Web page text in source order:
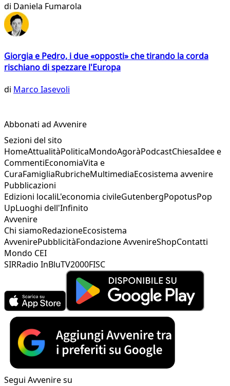
di Daniela Fumarola
Giorgia e Pedro, i due «opposti» che tirando la corda
rischiano di spezzare l'Europa
di Marco Iasevoli
Abbonati ad Avvenire
Sezioni del sito
HomeAttualitàPoliticaMondoAgoràPodcastChiesaIdee e
CommentiEconomiaVita e
CuraFamigliaRubricheMultimediaEcosistema avvenire
Pubblicazioni
Edizioni localiL'economia civileGutenbergPopotusPop
UpLuoghi dell'Infinito
Avvenire
Chi siamoRedazioneEcosistema
AvvenirePubblicitàFondazione AvvenireShopContatti
Mondo CEI
SIRRadio InBluTV2000FISC
Segui Avvenire su